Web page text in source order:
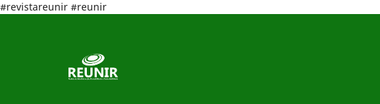
#revistareunir #reunir